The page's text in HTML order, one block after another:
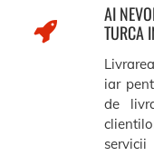
AI
TURCA
iar
de